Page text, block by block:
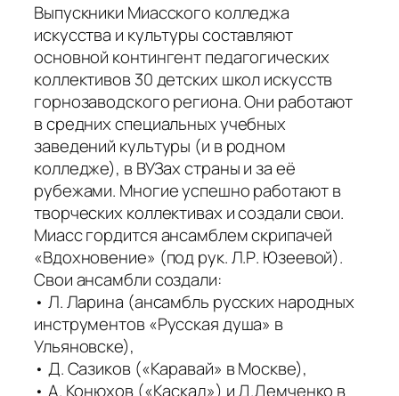
Выпускники Миасского колледжа
искусства и культуры составляют
основной контингент педагогических
коллективов 30 детских школ искусств
горнозаводского региона. Они работают
в средних специальных учебных
заведений культуры (и в родном
колледже), в ВУЗах страны и за её
рубежами. Многие успешно работают в
творческих коллективах и создали свои.
Миасс гордится ансамблем скрипачей
«Вдохновение» (под рук. Л.Р. Юзеевой).
Свои ансамбли создали:
• Л. Ларина (ансамбль русских народных
инструментов «Русская душа» в
Ульяновске),
• Д. Сазиков («Каравай» в Москве),
• А. Конюхов («Каскад») и Д.Демченко в